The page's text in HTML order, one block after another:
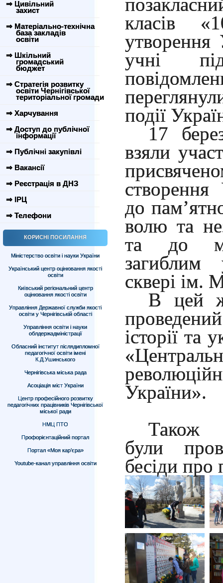
⇒ Цивільний
захист
⇒ Матеріально-технічна
база закладів
освіти
⇒ Шкільний
громадський
бюджет
⇒ Стратегія розвитку
освіти Чернігівської
територіальної громади
⇒ Харчування
⇒ Доступ до публічної
інформації
⇒ Публічні закупівлі
⇒ Вакансії
⇒ Реєстрація в ДНЗ
⇒ ІРЦ
⇒ Телефони
КОРИСНІ ПОСИЛАННЯ
Міністерство освіти і науки України
Український центр оцінювання якості
освіти
Київський регіональний центр
оцінювання якості освіти
Управління Державної служби якості
освіти у Чернігівській області
Управління освіти і науки
облдержадміністрації
Обласний інститут післядипломної
педагогічної освіти імені
К.Д.Ушинського
Чернігівська міська рада
Асоціація міст України
Центр професійного розвитку
педагогічних працівників Чернігівської
міської ради
НМЦ ПТО
Профорієнтаційний портал
Портал «Моя кар’єра»
Youtube-канал управління освіти
класів
учні
події
17
взяли
до
волю та
та до
сквері ім.
В цей
історії та
України».
Також
були
бесіди про